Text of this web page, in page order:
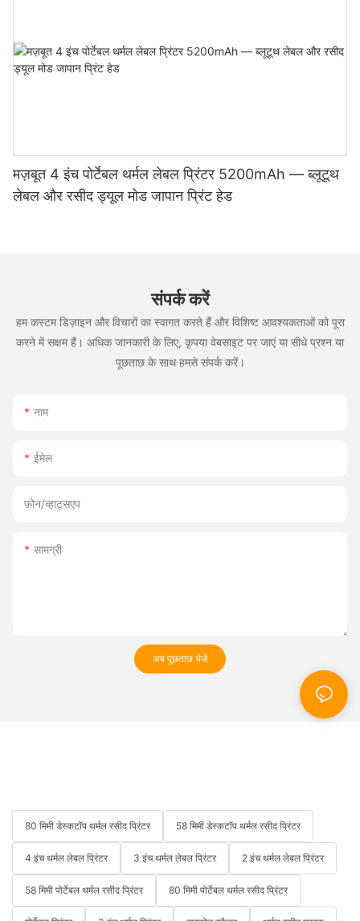
मज़बूत 4 इंच पोर्टेबल थर्मल लेबल प्रिंटर 5200mAh — ब्लूटूथ
लेबल और रसीद ड्यूल मोड जापान प्रिंट हेड
संपर्क करें
हम कस्टम डिज़ाइन और विचारों का स्वागत करते हैं और विशिष्ट आवश्यकताओं को पूरा
करने में सक्षम हैं। अधिक जानकारी के लिए, कृपया वेबसाइट पर जाएं या सीधे प्रश्न या
पूछताछ के साथ हमसे संपर्क करें।
नाम
ईमेल
फ़ोन/व्हाट्सएप
सामग्री
अब पूछताछ भेजें
80 मिमी डेस्कटॉप थर्मल रसीद प्रिंटर 58 मिमी डेस्कटॉप थर्मल रसीद प्रिंटर
4 इंच थर्मल लेबल प्रिंटर 3 इंच थर्मल लेबल प्रिंटर 2 इंच थर्मल लेबल प्रिंटर
58 मिमी पोर्टेबल थर्मल रसीद प्रिंटर 80 मिमी पोर्टेबल थर्मल रसीद प्रिंटर